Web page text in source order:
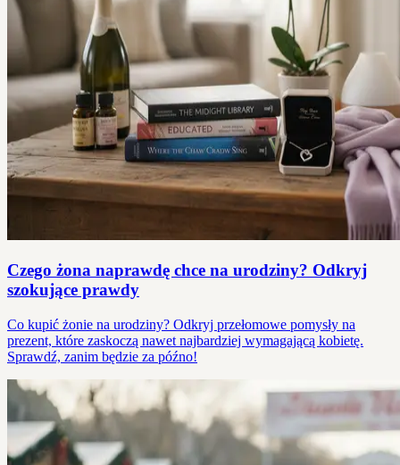
Czego żona naprawdę chce na urodziny? Odkryj
szokujące prawdy
Co kupić żonie na urodziny? Odkryj przełomowe pomysły na
prezent, które zaskoczą nawet najbardziej wymagającą kobietę.
Sprawdź, zanim będzie za późno!